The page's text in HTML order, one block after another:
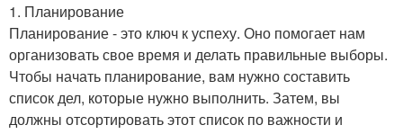
1. Планирование
Планирование - это ключ к успеху. Оно помогает нам
организовать свое время и делать правильные выборы.
Чтобы начать планирование, вам нужно составить
список дел, которые нужно выполнить. Затем, вы
должны отсортировать этот список по важности и